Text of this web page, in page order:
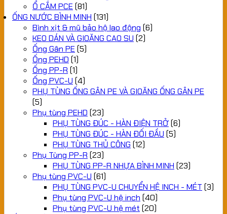
Ổ CẮM PCE (81)
ỐNG NƯỚC BÌNH MINH (131)
Bình xịt & mũ bảo hộ lao động (6)
KEO DÁN VÀ GIOĂNG CAO SU (2)
Ống Gân PE (5)
Ống PEHD (1)
Ống PP-R (1)
Ống PVC-U (4)
PHỤ TÙNG ỐNG GÂN PE VÀ GIOĂNG ỐNG GÂN PE
(5)
Phụ tùng PEHD (23)
PHỤ TÙNG ĐÚC - HÀN ĐIỆN TRỞ(6)
PHỤ TÙNG ĐÚC - HÀN ĐỐI ĐẦU (5)
PHỤ TÙNG THỦ CÔNG (12)
Phụ Tùng PP-R (23)
PHỤ TÙNG PP-R NHỰA BÌNH MINH (23)
Phụ tùng PVC-U (61)
PHỤ TÙNG PVC-U CHUYỂN HỆ INCH - MÉT (3)
Phụ tùng PVC-U hệ inch (40)
Phụ tùng PVC-U hệ mét (20)